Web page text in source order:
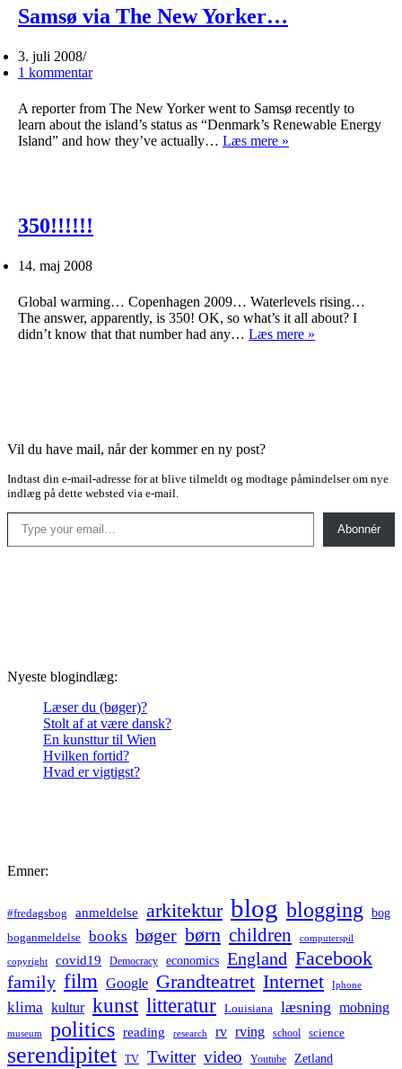
Samsø via The New Yorker…
3. juli 2008
1 kommentar
A reporter from The New Yorker went to Samsø recently to
learn about the island’s status as “Denmark’s Renewable Energy
Island” and how they’ve actually… Læs mere »
350!!!!!!
14. maj 2008
Global warming… Copenhagen 2009… Waterlevels rising…
The answer, apparently, is 350! OK, so what’s it all about? I
didn’t know that that number had any… Læs mere »
Vil du have mail, når der kommer en ny post?
Indtast din e-mail-adresse for at blive tilmeldt og modtage påmindelser om nye
indlæg på dette websted via e-mail.
Type your email…
Abonnér
Nyeste blogindlæg:
Læser du (bøger)?
Stolt af at være dansk?
En kunsttur til Wien
Hvilken fortid?
Hvad er vigtigst?
Emner:
#fredagsbog anmeldelse arkitektur blog blogging bog
boganmeldelse books bøger børn children computerspil
copyright covid19 Democracy economics England Facebook
family film Google Grandteatret Internet Iphone
klima kultur kunst litteratur Louisiana læsning mobning
museum politics reading research rv rving school science
serendipitet TV Twitter video Youtube Zetland